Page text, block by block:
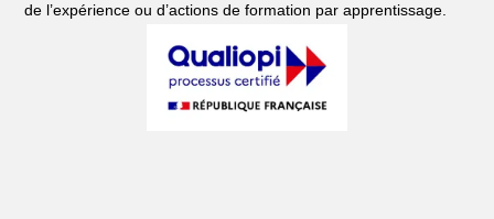
de l’expérience ou d’actions de formation par apprentissage.